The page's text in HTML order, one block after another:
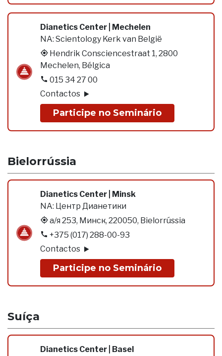
Dianetics Center | Mechelen
NA: Scientology Kerk van België
Hendrik Consciencestraat 1, 2800
Mechelen, Bélgica
015 34 27 00
Contactos
Participe no Seminário
Bielorrússia
Dianetics Center | Minsk
NA: Центр Дианетики
а/я 253, Минск, 220050, Bielorrússia
+375 (017) 288-00-93
Contactos
Participe no Seminário
Suíça
Dianetics Center | Basel